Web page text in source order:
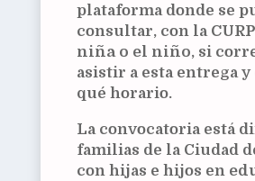
plataforma donde se
consultar, con la
niña o el niño, si
asistir a esta entrega y
qué horario.
La convocatoria está
familias de la Ciudad
con hijas e hijos en